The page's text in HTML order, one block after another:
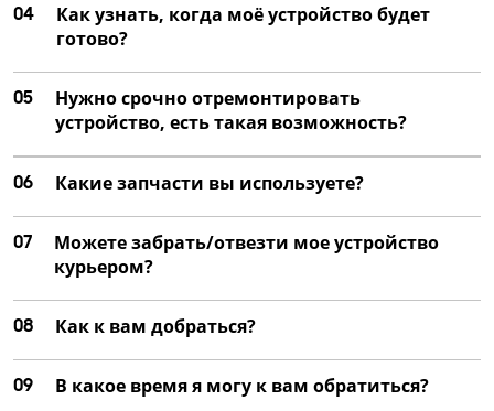
04
Как узнать, когда моё устройство будет
готово?
05
Нужно срочно отремонтировать
устройство, есть такая возможность?
06 Какие запчасти вы используете?
07
Можете забрать/отвезти мое устройство
курьером?
08 Как к вам добраться?
09 В какое время я могу к вам обратиться?